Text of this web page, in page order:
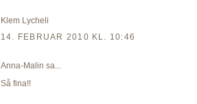
Klem Lycheli
14. FEBRUAR 2010 KL. 10:46
Anna-Malin sa...
Så fina!!